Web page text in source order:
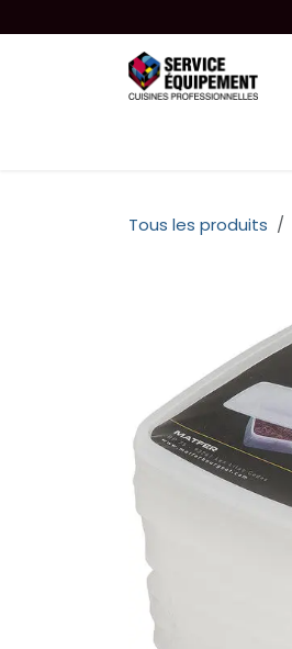
Tous les produits